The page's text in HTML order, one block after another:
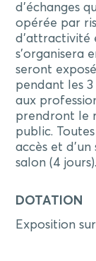
d’échanges
opérée par
d’attractivité
s’organisera
seront
pendant les
aux
prendront le
public.
accès et
salon (4 jours).
DOTATION
Exposition